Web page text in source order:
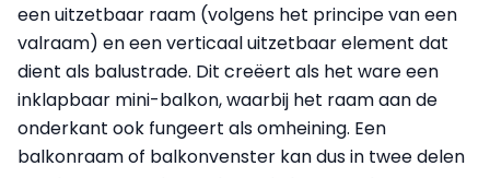
een uitzetbaar raam (volgens het principe van een
valraam) en een verticaal uitzetbaar element dat
dient als balustrade. Dit creëert als het ware een
inklapbaar mini-balkon, waarbij het raam aan de
onderkant ook fungeert als omheining. Een
balkonraam of balkonvenster kan dus in twee delen